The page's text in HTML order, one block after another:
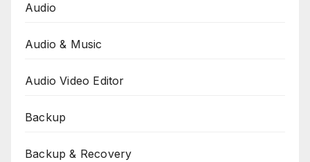
Audio
Audio & Music
Audio Video Editor
Backup
Backup & Recovery